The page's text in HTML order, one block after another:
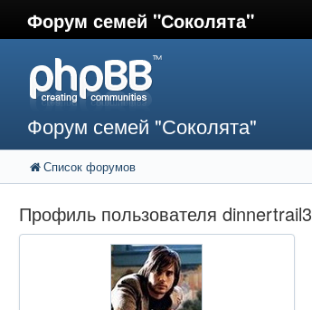
Форум семей "Соколята"
Форум семей "Соколята"
Список форумов
Профиль пользователя dinnertrail3